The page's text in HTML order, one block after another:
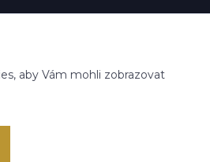
aby Vám mohli zobrazovat